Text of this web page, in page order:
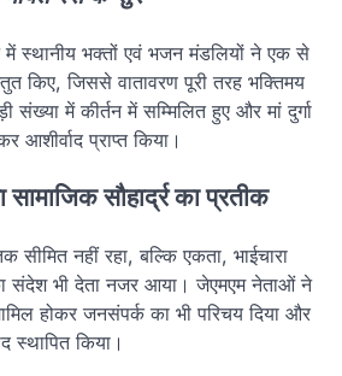
स्थानीय भक्तों एवं भजन मंडलियों ने एक से
किए, जिससे वातावरण पूरी तरह भक्तिमय
संख्या में कीर्तन में सम्मिलित हुए और मां दुर्गा
आशीर्वाद प्राप्त किया।
सौहार्द्र का प्रतीक
नहीं रहा, बल्कि एकता, भाईचारा
संदेश भी देता नजर आया। जेएमएम नेताओं ने
होकर जनसंपर्क का भी परिचय दिया और
स्थापित किया।